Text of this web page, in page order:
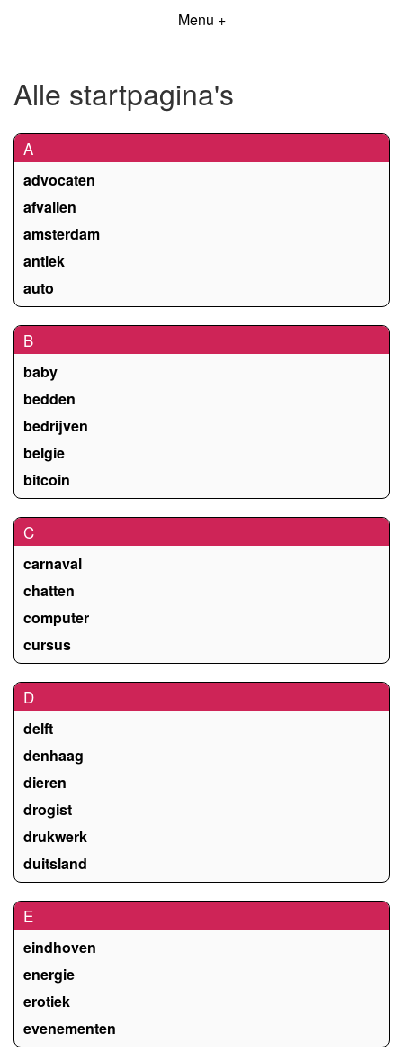
Menu +
Alle startpagina's
A
advocaten
afvallen
amsterdam
antiek
auto
B
baby
bedden
bedrijven
belgie
bitcoin
C
carnaval
chatten
computer
cursus
D
delft
denhaag
dieren
drogist
drukwerk
duitsland
E
eindhoven
energie
erotiek
evenementen